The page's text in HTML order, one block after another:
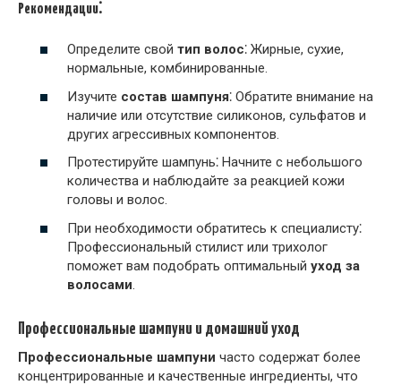
Рекомендации⁚
Определите свой тип волос⁚ Жирные, сухие,
нормальные, комбинированные.
Изучите состав шампуня⁚ Обратите внимание на
наличие или отсутствие силиконов, сульфатов и
других агрессивных компонентов.
Протестируйте шампунь⁚ Начните с небольшого
количества и наблюдайте за реакцией кожи
головы и волос.
При необходимости обратитесь к специалисту⁚
Профессиональный стилист или трихолог
поможет вам подобрать оптимальный уход за
волосами
Профессиональные шампуни и домашний уход
Профессиональные шампуни часто содержат более
концентрированные и качественные ингредиенты, что